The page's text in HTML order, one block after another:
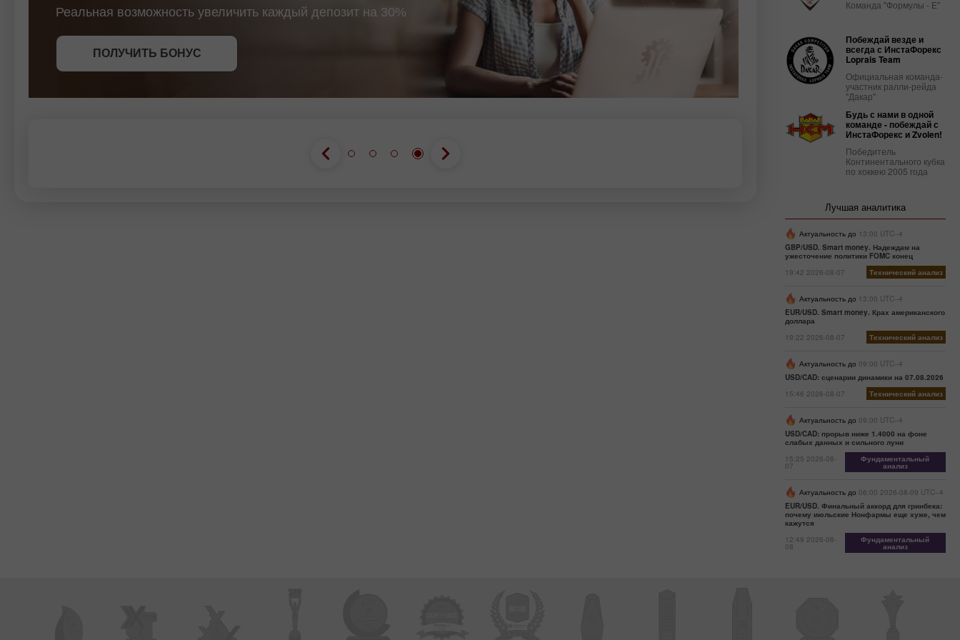
СТАТЬ УЧАСТНИКОМ
СТАТЬ УЧАСТНИКОМ
Реальная возможность увеличить каждый депозит на 30%
ПОЛУЧИТЬ БОНУС
Команда "Формулы - Е"
Побеждай везде и
всегда с ИнстаФорекс
Loprais Team
Официальная команда-
участник ралли-рейда
"Дакар"
Будь с нами в одной
команде - побеждай с
ИнстаФорекс и Zvolen!
Победитель
Континентального кубка
по хоккею 2005 года
Лучшая аналитика
Актуальность до 13:00 UTC--4
GBP/USD. Smart money. Надеждам на
ужесточение политики FOMC конец
19:42 2026-08-07
Технический анализ
Актуальность до 13:00 UTC--4
EUR/USD. Smart money. Крах американского
доллара
19:22 2026-08-07
Технический анализ
Актуальность до 09:00 UTC--4
USD/CAD: сценарии динамики на 07.08.2026
15:46 2026-08-07
Технический анализ
Актуальность до 09:00 UTC--4
USD/CAD: прорыв ниже 1.4000 на фоне
слабых данных и сильного луни
15:25 2026-08-
07
Фундаментальный
анализ
Актуальность до 06:00 2026-08-09 UTC--4
EUR/USD. Финальный аккорд для гринбека:
почему июльские Нонфармы еще хуже, чем
кажутся
12:49 2026-08-
08
Фундаментальный
анализ